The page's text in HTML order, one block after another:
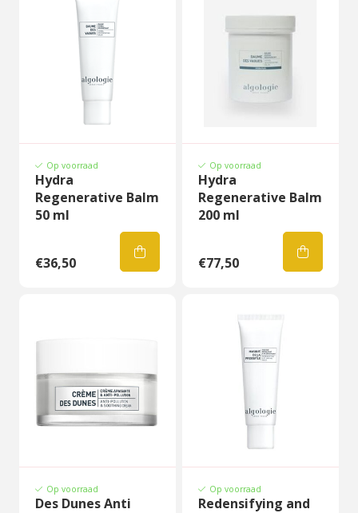
Op voorraad
Hydra
Regenerative Balm
50 ml
€36,50
Op voorraad
Hydra
Regenerative Balm
200 ml
€77,50
Op voorraad
Des Dunes Anti
Op voorraad
Redensifying and